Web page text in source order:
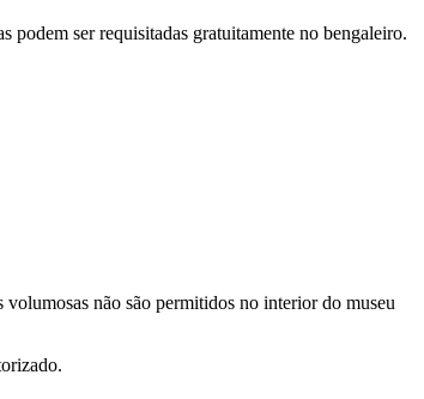
podem ser requisitadas gratuitamente no bengaleiro.
não são permitidos no interior do museu